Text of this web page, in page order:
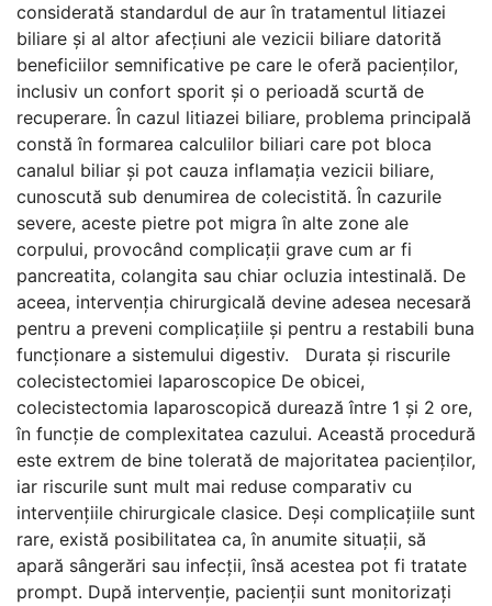
considerată standardul de aur în tratamentul litiazei
biliare și al altor afecțiuni ale vezicii biliare datorită
beneficiilor semnificative pe care le oferă pacienților,
inclusiv un confort sporit și o perioadă scurtă de
recuperare. În cazul litiazei biliare, problema principală
constă în formarea calculilor biliari care pot bloca
canalul biliar și pot cauza inflamația vezicii biliare,
cunoscută sub denumirea de colecistită. În cazurile
severe, aceste pietre pot migra în alte zone ale
corpului, provocând complicații grave cum ar fi
pancreatita, colangita sau chiar ocluzia intestinală. De
aceea, intervenția chirurgicală devine adesea necesară
pentru a preveni complicațiile și pentru a restabili buna
funcționare a sistemului digestiv. Durata și riscurile
colecistectomiei laparoscopice De obicei,
colecistectomia laparoscopică durează între 1 și 2 ore,
în funcție de complexitatea cazului. Această procedură
este extrem de bine tolerată de majoritatea pacienților,
iar riscurile sunt mult mai reduse comparativ cu
intervențiile chirurgicale clasice. Deși complicațiile sunt
rare, există posibilitatea ca, în anumite situații, să
apară sângerări sau infecții, însă acestea pot fi tratate
prompt. După intervenție, pacienții sunt monitorizați